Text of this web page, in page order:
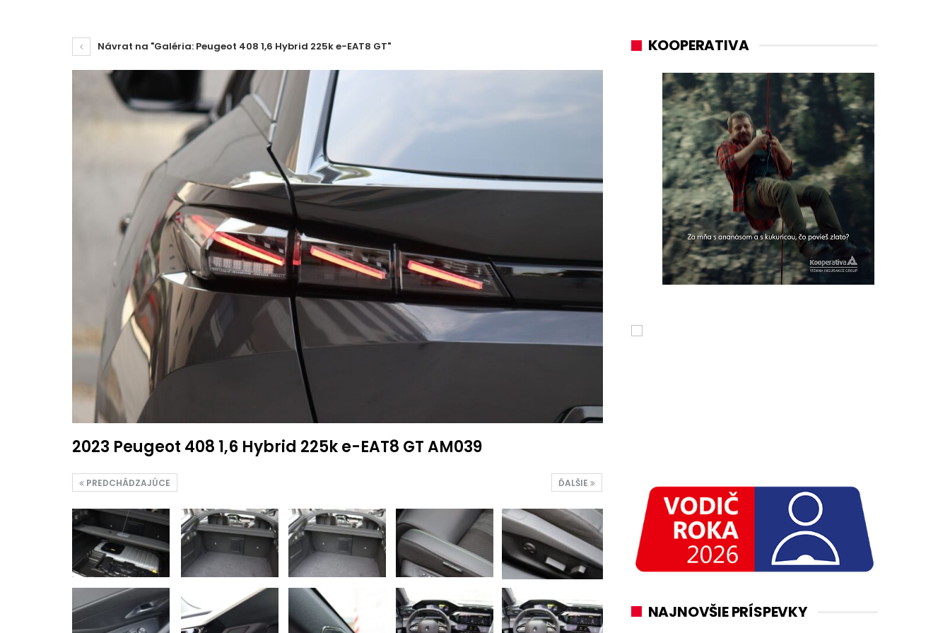
Návrat na "Galéria: Peugeot 408 1,6 Hybrid 225k e-EAT8 GT"
2023 Peugeot 408 1,6 Hybrid 225k e-EAT8 GT AM039
ĎALŠIE
PREDCHÁDZAJÚCE
KOOPERATIVA
NAJNOVŠIE PRÍSPEVKY